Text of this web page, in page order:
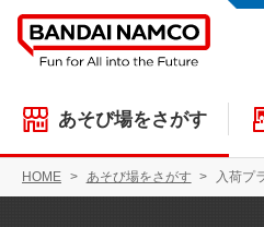
あそび場をさがす
HOME あそび場をさがす 入荷プ